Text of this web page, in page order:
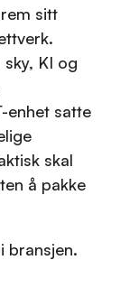
sitt
KI og
enhet satte
skal
å pakke
bransjen.